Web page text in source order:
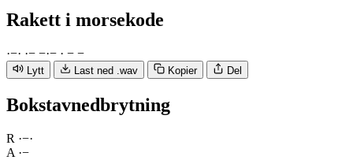
Rakett i morsekode
·−· ·− −·− · − −
Lytt Last ned .wav Kopier Del
Bokstavnedbrytning
R ·−·
A ·−